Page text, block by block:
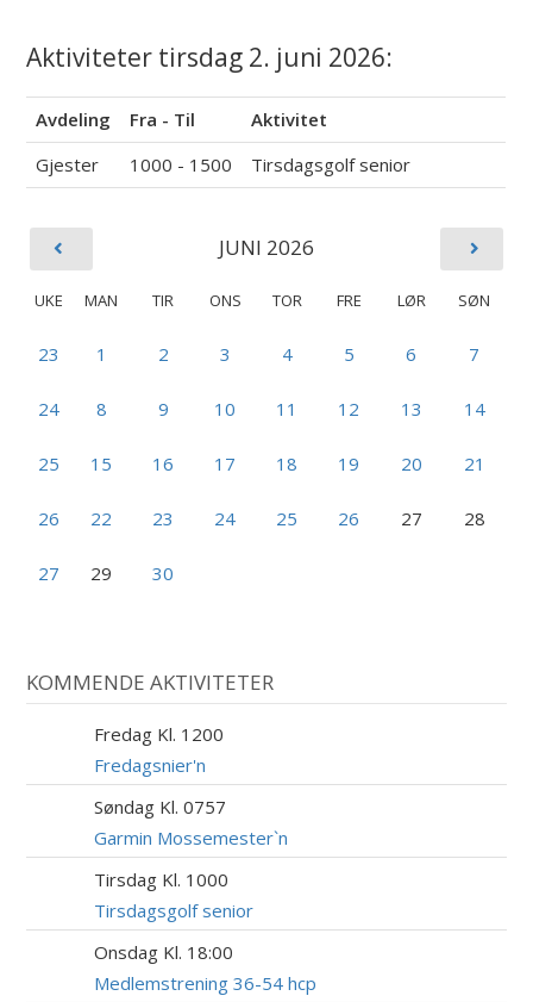
Aktiviteter tirsdag 2. juni 2026:
Avdeling Fra - Til
Aktivitet
Gjester
1000 - 1500 Tirsdagsgolf senior
JUNI 2026
UKE MAN TIR ONS TOR FRE LØR SØN
23 1 2 3 4 5 6 7
24 8 9 10 11 12 13 14
25 15 16 17 18 19 20 21
26 22 23 24 25 26 27 28
27 29 30
KOMMENDE AKTIVITETER
Fredag Kl. 1200
Fredagsnier'n
Søndag Kl. 0757
Garmin Mossemester`n
Tirsdag Kl. 1000
Tirsdagsgolf senior
Onsdag Kl. 18:00
Medlemstrening 36-54 hcp